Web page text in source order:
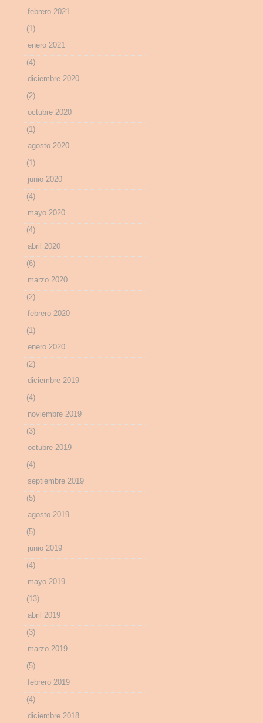
febrero 2021
(1)
enero 2021
(4)
diciembre 2020
(2)
octubre 2020
(1)
agosto 2020
(1)
junio 2020
(4)
mayo 2020
(4)
abril 2020
(6)
marzo 2020
(2)
febrero 2020
(1)
enero 2020
(2)
diciembre 2019
(4)
noviembre 2019
(3)
octubre 2019
(4)
septiembre 2019
(5)
agosto 2019
(5)
junio 2019
(4)
mayo 2019
(13)
abril 2019
(3)
marzo 2019
(5)
febrero 2019
(4)
diciembre 2018